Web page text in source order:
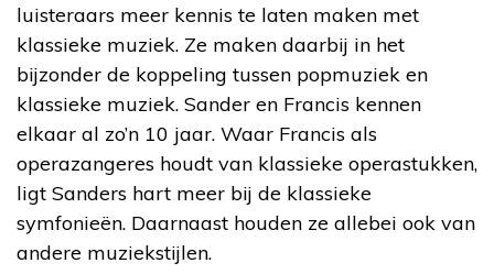
luisteraars meer kennis te laten maken met
klassieke muziek. Ze maken daarbij in het
bijzonder de koppeling tussen popmuziek en
klassieke muziek. Sander en Francis kennen
elkaar al zo’n 10 jaar. Waar Francis als
operazangeres houdt van klassieke operastukken,
ligt Sanders hart meer bij de klassieke
symfonieën. Daarnaast houden ze allebei ook van
andere muziekstijlen.